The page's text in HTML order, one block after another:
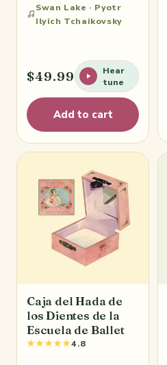
Swan Lake · Pyotr
Ilyich Tchaikovsky
$49.99
Hear
tune
Add to cart
Caja del Hada de
los Dientes de la
Escuela de Ballet
★★★★★4.8